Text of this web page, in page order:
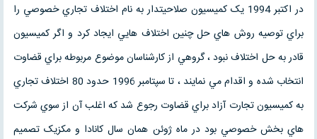
در اکتبر 1994 يک کميسيون صلاحيتدار به نام اختلاف تجاري خصوصي را
براي توصيه روش هاي حل چنين اختلاف هايي ايجاد کرد و اگر کميسيون
قادر به حل اختلاف نبود ، گروهي از کارشناسان موضوع مربوطه براي قضاوت
انتخاب شده و اقدام مي نمايند ، تا سپتامبر 1996 حدود 80 اختلاف تجاري
به کميسيون تجارت آزاد براي قضاوت رجوع شد که اغلب آن از سوي شرکت
هاي بخش خصوصي بود در ماه ژوئن همان سال کانادا و مکزيک تصميم